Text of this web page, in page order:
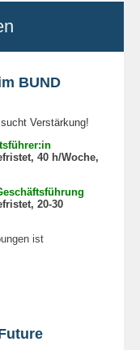
BUND
Verstärkung!
40 h/Woche,
20-30
ist